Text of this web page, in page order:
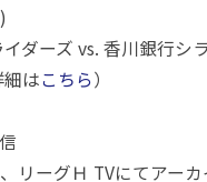
)
ダーズ vs. 香川銀行シ
細はこちら）
リーグＨ TVにてアー